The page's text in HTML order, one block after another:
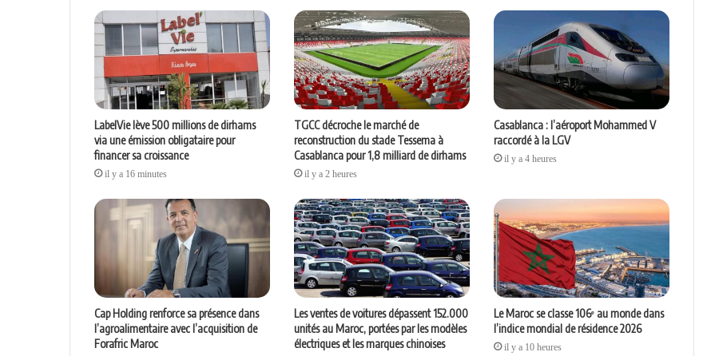
LabelVie lève 500 millions de dirhams
via une émission obligataire pour
financer sa croissance
il y a 16 minutes
TGCC décroche le marché de
reconstruction du stade Tessema à
Casablanca pour 1,8 milliard de dirhams
il y a 2 heures
Casablanca : l’aéroport Mohammed V
raccordé à la LGV
il y a 4 heures
Cap Holding renforce sa présence dans
l’agroalimentaire avec l’acquisition de
Forafric Maroc
Les ventes de voitures dépassent 152.000
unités au Maroc, portées par les modèles
électriques et les marques chinoises
Le Maroc se classe 106ᵉ au monde dans
l’indice mondial de résidence 2026
il y a 10 heures